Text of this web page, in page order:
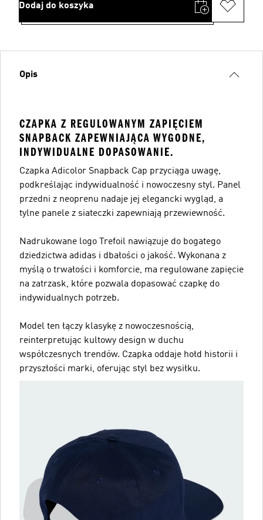
Dodaj do koszyka
Opis
CZAPKA Z REGULOWANYM ZAPIĘCIEM
SNAPBACK ZAPEWNIAJĄCA WYGODNE,
INDYWIDUALNE DOPASOWANIE.
Czapka Adicolor Snapback Cap przyciąga uwagę,
podkreślając indywidualność i nowoczesny styl. Panel
przedni z neoprenu nadaje jej elegancki wygląd, a
tylne panele z siateczki zapewniają przewiewność.
Nadrukowane logo Trefoil nawiązuje do bogatego
dziedzictwa adidas i dbałości o jakość. Wykonana z
myślą o trwałości i komforcie, ma regulowane zapięcie
na zatrzask, które pozwala dopasować czapkę do
indywidualnych potrzeb.
Model ten łączy klasykę z nowoczesnością,
reinterpretując kultowy design w duchu
współczesnych trendów. Czapka oddaje hołd historii i
przyszłości marki, oferując styl bez wysiłku.